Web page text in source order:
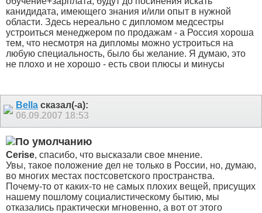
канидидата, имеющего знания и/или опыт в нужной
области. Здесь нереально с дипломом медсестры
устроиться менеджером по продажам - а Россия хороша
тем, что несмотря на дипломы можно устроиться на
любую специальность, было бы желание. Я думаю, это
не плохо и не хорошо - есть свои плюсы и минусы
Bella сказал(-а):
06.09.2007 18:53
Cerise, спасибо, что высказали свое мнение.
Увы, такое положение дел не только в России, но, думаю,
во многих местах постсоветского пространства.
Почему-то от каких-то не самых плохих вещей, присущих
нашему пошлому социалистическому бытию, мы
отказались практически мгновенно, а вот от этого